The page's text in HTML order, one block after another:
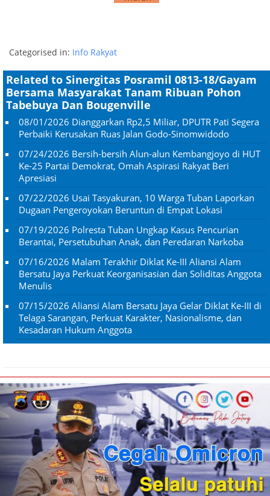
Categorised in: Info Rakyat
Related to Sinergitas Posramil 0813-18/Gayam
Bersama Masyarakat Tanam Ribuan Pohon
Tabebuya Dan Bougenville
08/01/2026 Dianggarkan Rp2,5 Miliar, DPUTR Pati Segera
Perbaiki Kerusakan Ruas Jalan Godo-Sinomwidodo
07/24/2026 Bersih-bersih Alun-alun Kembangjoyo di HUT
Ke-25 Partai Demokrat, Omah Aspirasi Rakyat Beri
Apresiasi
07/22/2026 Usai Tasyakuran, 10 Warga Tuban Laporkan
Dugaan Pengeroyokan Beruntun di Empat Lokasi
07/19/2026 Polresta Tuban Ungkap Kasus Pencurian
Berantai, Persetubuhan Anak, dan Peredaran Narkoba
07/16/2026 Malam Terakhir Diklat Ke-III Aliansi Alam
Bersatu Jaya Perkuat Keorganisasian dan Soliditas Anggota
Menulis
07/15/2026 Aliansi Alam Bersatu Jaya Gelar Diklat Ke-III di
Telaga Sarangan, Perkuat Karakter, Nasionalisme, dan
Kesadaran Hukum Anggota